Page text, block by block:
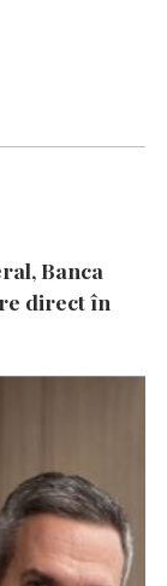
Banca
direct în